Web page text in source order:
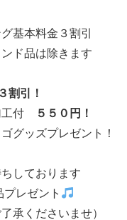
基本料金３割引
ド品は除きます
３割引！
工付
５５０円！
グッズプレゼント！
しております
レゼント
承くださいませ）